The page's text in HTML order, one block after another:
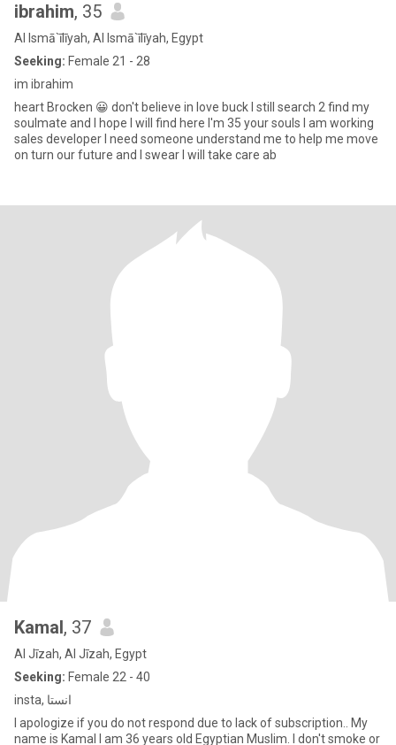
ibrahim, 35
Al Ismā`īlīyah, Al Ismā`īlīyah, Egypt
Seeking: Female 21 - 28
im ibrahim
heart Brocken 😀 don't believe in love buck I still search 2 find my
soulmate and I hope I will find here I'm 35 your souls I am working
sales developer I need someone understand me to help me move
on turn our future and I swear I will take care ab
Kamal, 37
Al Jīzah, Al Jīzah, Egypt
Seeking: Female 22 - 40
insta, انستا
I apologize if you do not respond due to lack of subscription.. My
name is Kamal I am 36 years old Egyptian Muslim. I don't smoke or